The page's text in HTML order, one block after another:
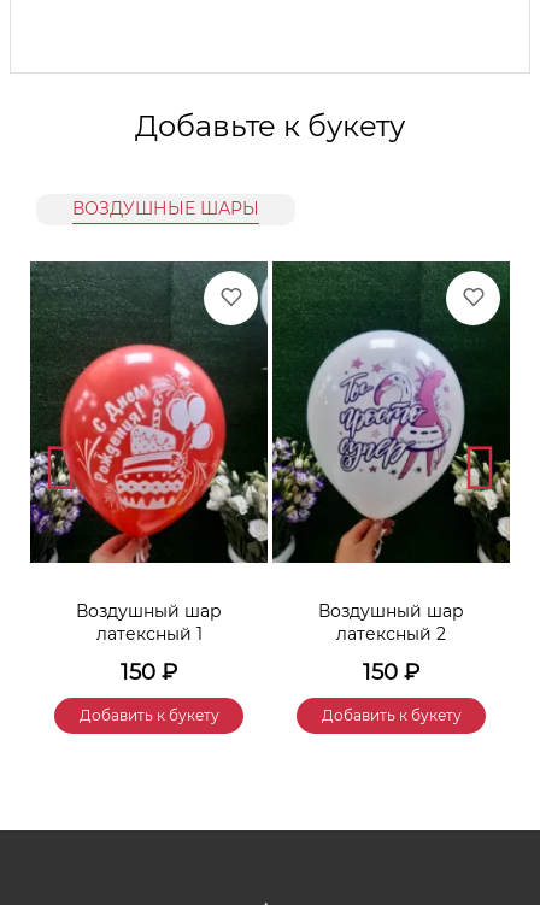
Добавьте к букету
ВОЗДУШНЫЕ ШАРЫ
Воздушный шар
латексный 1
150 ₽
Добавить к букету
Воздушный шар
латексный 2
150 ₽
Добавить к букету